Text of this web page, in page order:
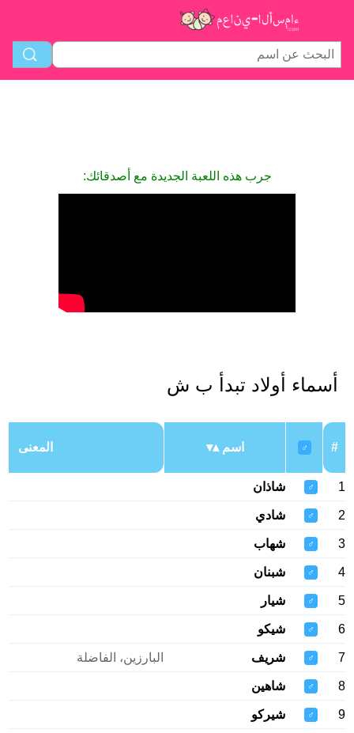
جرب هذه اللعبة الجديدة مع أصدقائك:
أسماء أولاد تبدأ ب ش
#
♂ اسم المعنى
1
♂ شاذان
2
♂ شادي
3
♂ شهاب
4
♂ شبنان
5
♂ شيار
6
♂ شيكو
7
♂ شريف البارزين، الفاضلة
8
♂ شاهين
9
♂ شيركو